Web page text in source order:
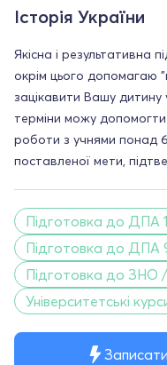
Історія України
Якісна і
окрім цього допомагаю
зацікавити Вашу дитину
терміни можу допомогти
роботи з учнями понад
поставленої мети,
Підготовка до ДПА
Підготовка до ДПА
Підготовка до ЗНО
Університетські